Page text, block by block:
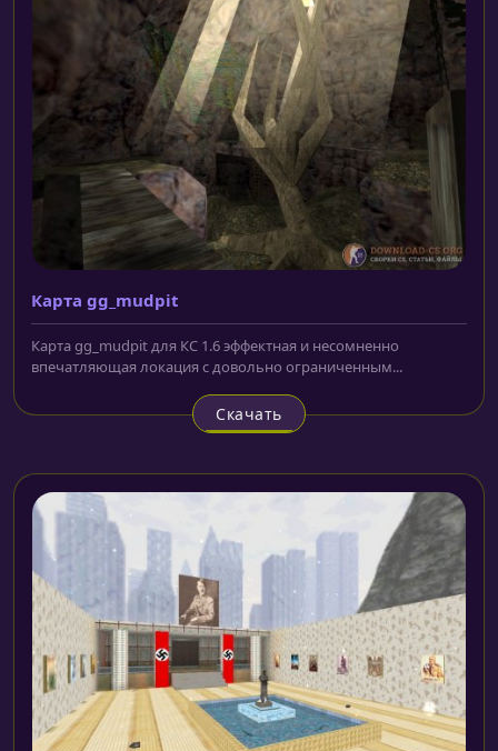
Карта gg_mudpit
Карта gg_mudpit для КС 1.6 эффектная и несомненно
впечатляющая локация с довольно ограниченным...
Скачать